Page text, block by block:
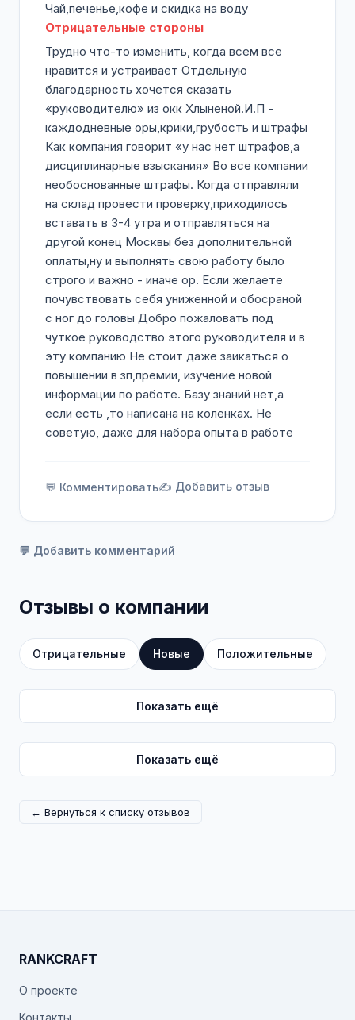
Чай,печенье,кофе и скидка на воду
Отрицательные стороны
Трудно что-то изменить, когда всем все
нравится и устраивает Отдельную
благодарность хочется сказать
«руководителю» из окк Хлыненой.И.П -
каждодневные оры,крики,грубость и штрафы
Как компания говорит «у нас нет штрафов,а
дисциплинарные взыскания» Во все компании
необоснованные штрафы. Когда отправляли
на склад провести проверку,приходилось
вставать в 3-4 утра и отправляться на
другой конец Москвы без дополнительной
оплаты,ну и выполнять свою работу было
строго и важно - иначе ор. Если желаете
почувствовать себя униженной и обосраной
с ног до головы Добро пожаловать под
чуткое руководство этого руководителя и в
эту компанию Не стоит даже заикаться о
повышении в зп,премии, изучение новой
информации по работе. Базу знаний нет,а
если есть ,то написана на коленках. Не
советую, даже для набора опыта в работе
💬 Комментировать✍️ Добавить отзыв
💬 Добавить комментарий
Отзывы о компании
Отрицательные Новые Положительные
Показать ещё
Показать ещё
← Вернуться к списку отзывов
RANKCRAFT
О проекте
Контакты